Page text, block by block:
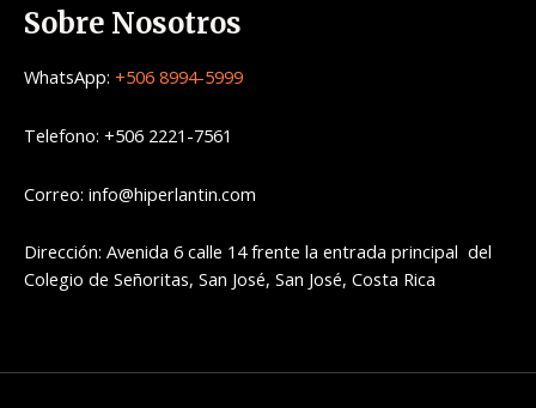
Sobre Nosotros
WhatsApp: +506 8994-5999
Telefono: +506 2221-7561
Correo: info@hiperlantin.com
Dirección: Avenida 6 calle 14 frente la entrada principal del
Colegio de Señoritas, San José, San José, Costa Rica